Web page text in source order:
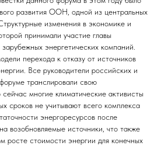
развития ООН, одной из центральных
изменения в экономике и
принимали участие главы
энергетических компаний.
перехода к отказу от источников
Все руководители российских и
транслировали свою
многие климатические активисты
сроков не учитывают всего комплекса
энергоресурсов после
возобновляемые источники, что также
росте стоимости энергии для конечных